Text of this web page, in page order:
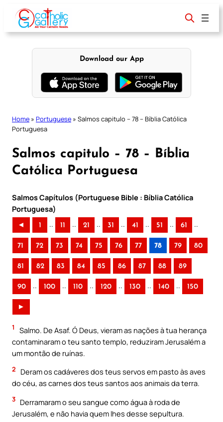
content
Download our App
Home » Portuguese » Salmos capitulo – 78 – Bíblia Católica
Portuguesa
Salmos capitulo – 78 – Bíblia
Católica Portuguesa
Salmos Capítulos (Portuguese Bible : Bíblia Católica
Portuguesa)
◄ 1 .. 11 .. 21 .. 31 .. 41 .. 51 .. 61 ..
71 72 73 74 75 76 77 78 79 80
81 82 83 84 85 86 87 88 89
90 .. 100 .. 110 .. 120 .. 130 .. 140 .. 150
►
1
Salmo. De Asaf. Ó Deus, vieram as nações à tua herança
contaminaram o teu santo templo, reduziram Jerusalém a
um montão de ruínas.
2
Deram os cadáveres dos teus servos em pasto às aves
do céu, as carnes dos teus santos aos animais da terra.
3 Derramaram o seu sangue como água à roda de
Jerusalém, e não havia quem lhes desse sepultura.